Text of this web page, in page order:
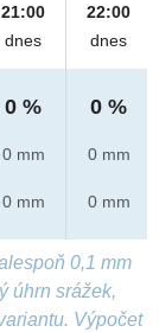
21:00
dnes
0 %
0 mm
0 mm
22:00
dnes
0 %
0 mm
0 mm
0,1 mm
úhrn srážek,
Výpočet